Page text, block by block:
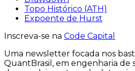
Topo Histórico (ATH)
Expoente de Hurst
Inscreva-se na Code Capital
Uma newsletter focada nos
QuantBrasil , em engenharia de